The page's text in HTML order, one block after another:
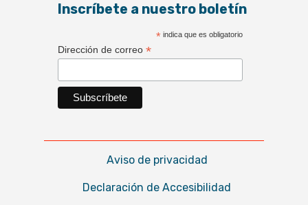
Inscríbete a nuestro boletín
*indica que es obligatorio
Dirección de correo *
Aviso de privacidad
Declaración de Accesibilidad